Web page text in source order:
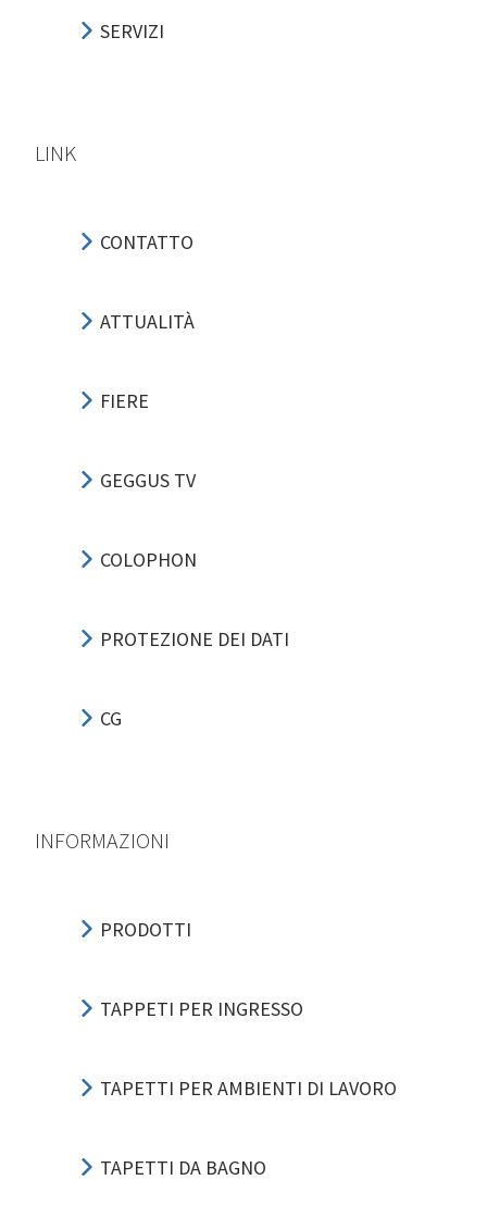
SERVIZI
LINK
CONTATTO
ATTUALITÀ
FIERE
GEGGUS TV
COLOPHON
PROTEZIONE DEI DATI
CG
INFORMAZIONI
PRODOTTI
TAPPETI PER INGRESSO
TAPETTI PER AMBIENTI DI LAVORO
TAPETTI DA BAGNO